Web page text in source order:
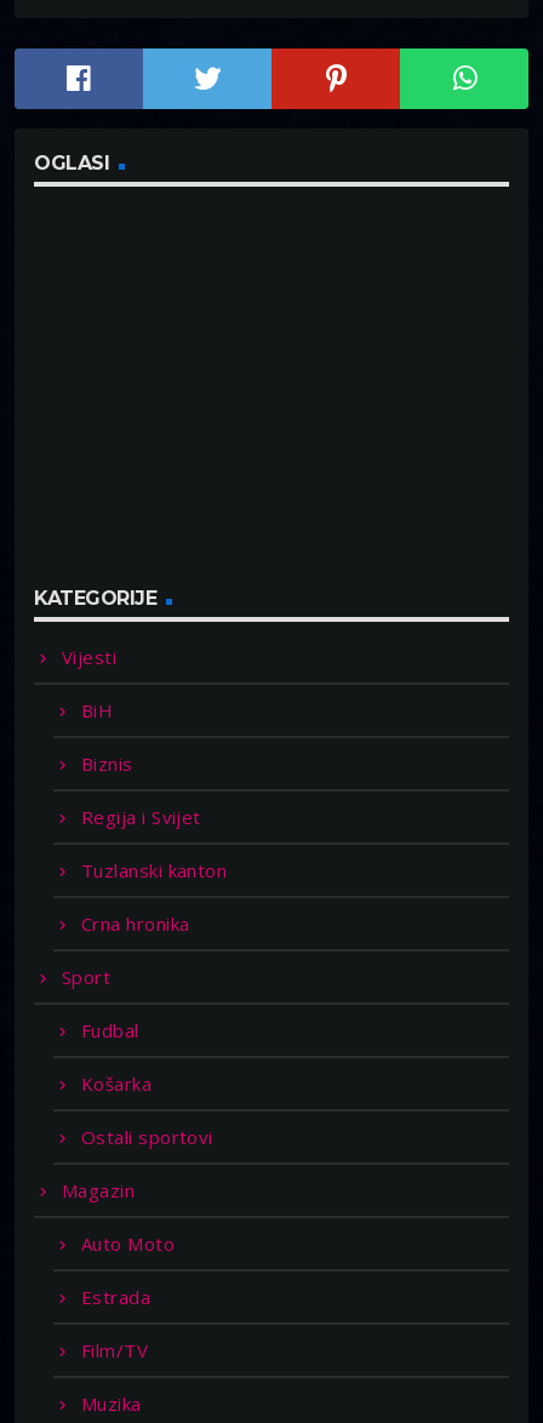
OGLASI
KATEGORIJE
Vijesti
BiH
Biznis
Regija i Svijet
Tuzlanski kanton
Crna hronika
Sport
Fudbal
Košarka
Ostali sportovi
Magazin
Auto Moto
Estrada
Film/TV
Muzika